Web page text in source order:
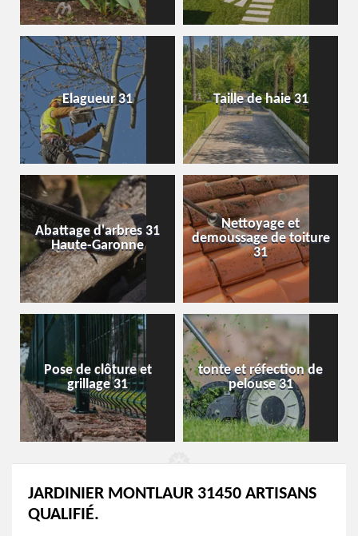
Elagueur 31 Taille de haie 31
Abattage d'arbres 31
Haute-Garonne
Nettoyage et
demoussage de toiture
31
Pose de clôture et
grillage 31
tonte et réfection de
pelouse 31
JARDINIER MONTLAUR 31450 ARTISANS
QUALIFIÉ.